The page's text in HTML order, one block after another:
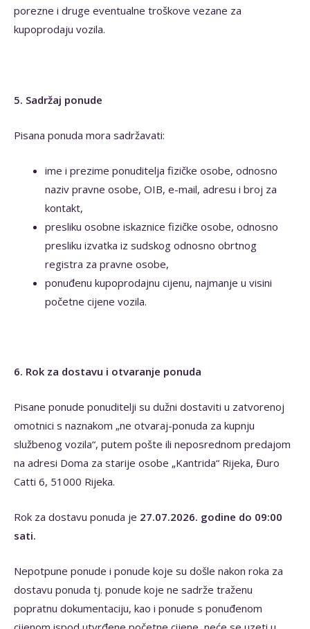
porezne i druge eventualne troškove vezane za
kupoprodaju vozila.
5. Sadržaj ponude
Pisana ponuda mora sadržavati:
ime i prezime ponuditelja fizičke osobe, odnosno
naziv pravne osobe, OIB, e-mail, adresu i broj za
kontakt,
presliku osobne iskaznice fizičke osobe, odnosno
presliku izvatka iz sudskog odnosno obrtnog
registra za pravne osobe,
ponuđenu kupoprodajnu cijenu, najmanje u visini
početne cijene vozila.
6. Rok za dostavu i otvaranje ponuda
Pisane ponude ponuditelji su dužni dostaviti u zatvorenoj
omotnici s naznakom „ne otvaraj-ponuda za kupnju
službenog vozila“, putem pošte ili neposrednom predajom
na adresi Doma za starije osobe „Kantrida“ Rijeka, Đuro
Catti 6, 51000 Rijeka.
Rok za dostavu ponuda je 27.07.2026. godine do 09:00
sati.
Nepotpune ponude i ponude koje su došle nakon roka za
dostavu ponuda tj. ponude koje ne sadrže traženu
popratnu dokumentaciju, kao i ponude s ponuđenom